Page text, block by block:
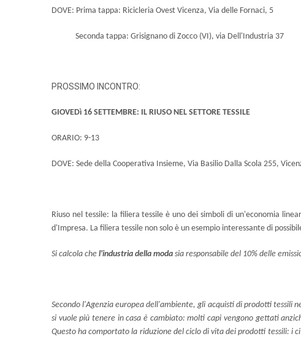
DOVE: Prima tappa: Ricicleria Ovest Vicenza, Via delle Fornaci, 5
Seconda tappa: Grisignano di Zocco (VI), via Dell'Industria 37
PROSSIMO INCONTRO:
GIOVEDì 16 SETTEMBRE: IL RIUSO NEL SETTORE TESSILE
ORARIO: 9-13
DOVE: Sede della Cooperativa Insieme, Via Basilio Dalla Scola 255,
Riuso nel tessile: la filiera tessile è uno dei simboli di un'economia
d'Impresa. La filiera tessile non solo è un esempio interessante di
Si calcola che l'industria della moda sia responsabile del 10% delle
Secondo l'Agenzia europea dell'ambiente, gli acquisti di prodotti tessili
si vuole più tenere in casa è cambiato: molti capi vengono gettati
Questo ha comportato la riduzione del ciclo di vita dei prodotti tessili: i